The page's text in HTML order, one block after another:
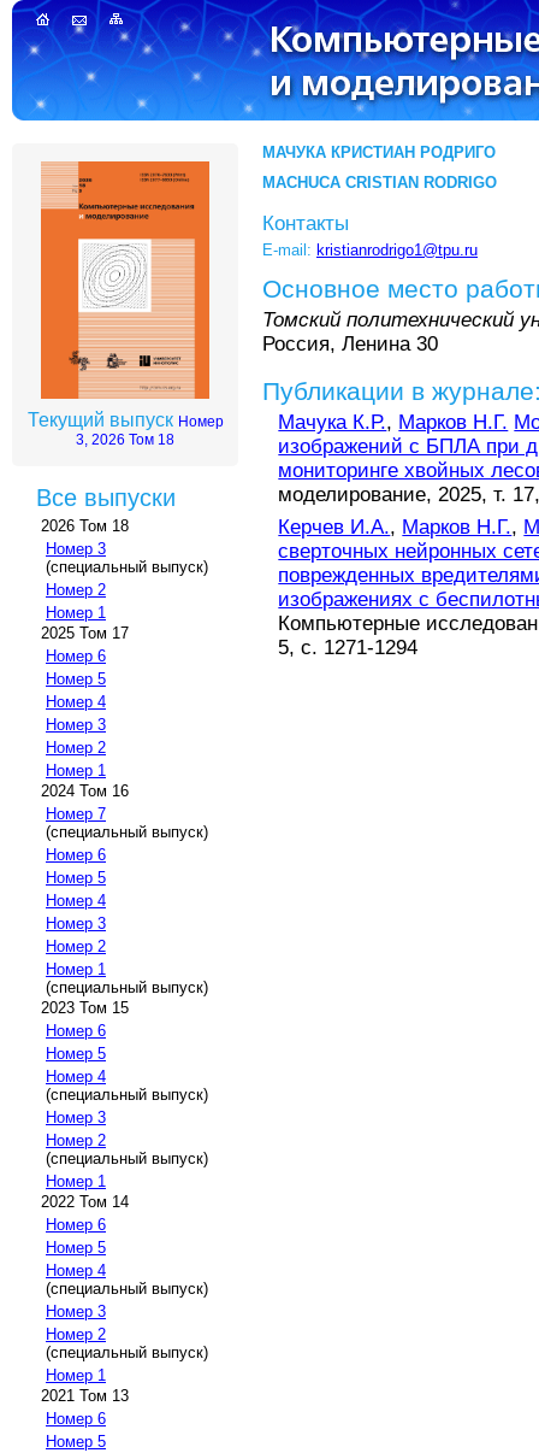
Текущий выпуск Номер
3, 2026 Том 18
Все выпуски
2026 Том 18
Номер 3
(специальный выпуск)
Номер 2
Номер 1
2025 Том 17
Номер 6
Номер 5
Номер 4
Номер 3
Номер 2
Номер 1
2024 Том 16
Номер 7
(специальный выпуск)
Номер 6
Номер 5
Номер 4
Номер 3
Номер 2
Номер 1
(специальный выпуск)
2023 Том 15
Номер 6
Номер 5
Номер 4
(специальный выпуск)
Номер 3
Номер 2
(специальный выпуск)
Номер 1
2022 Том 14
Номер 6
Номер 5
Номер 4
(специальный выпуск)
Номер 3
Номер 2
(специальный выпуск)
Номер 1
2021 Том 13
Номер 6
Номер 5
МАЧУКА КРИСТИАН РОДРИГО
MACHUCA CRISTIAN RODRIGO
Контакты
E-mail: kristianrodrigo1@tpu.ru
Основное место
Томский политехнический
Россия, Ленина 30
Публикации в
Мачука К.Р., Марков Н.Г.
изображений с БПЛА при
мониторинге хвойных
моделирование, 2025, т.
Керчев И.А., Марков Н.Г.,
сверточных нейронных
поврежденных
изображениях с
Компьютерные
5, с. 1271-1294